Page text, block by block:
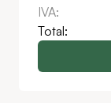
IVA:
Total: